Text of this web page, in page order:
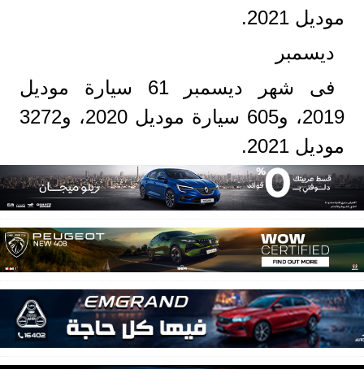
موديل 2021.
ديسمبر
فى شهر ديسمبر 61 سيارة موديل
2019، و605 سيارة موديل 2020، و3272
موديل 2021.